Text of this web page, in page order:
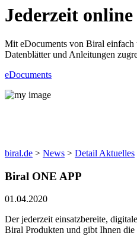
Jederzeit
Mit eDocuments von Biral einfach
Datenblätter und Anleitungen
eDocuments
biral.de > News > Detail Aktuelles
Biral ONE APP
01.04.2020
Der jederzeit einsatzbereite,
Biral Produkten und gibt Ihnen